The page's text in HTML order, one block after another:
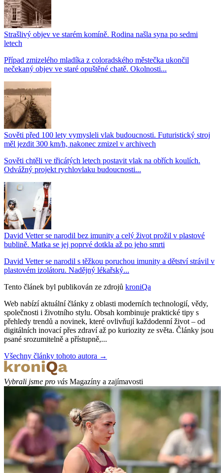
Strašlivý objev ve starém komíně. Rodina našla syna po sedmi
letech
Případ zmizelého mladíka z coloradského městečka ukončil
nečekaný objev ve staré opuštěné chatě. Okolnosti...
Sověti před 100 lety vymysleli vlak budoucnosti. Futuristický stroj
měl jezdit 300 km/h, nakonec zmizel v archivech
Sověti chtěli ve třicátých letech postavit vlak na obřích koulích.
Odvážný projekt rychlovlaku budoucnosti...
David Vetter se narodil bez imunity a celý život prožil v plastové
bublině. Matka se jej poprvé dotkla až po jeho smrti
David Vetter se narodil s těžkou poruchou imunity a dětství strávil v
plastovém izolátoru. Nadějný lékařský...
Tento článek byl publikován ze zdrojů kroniQa
Web nabízí aktuální články z oblasti moderních technologií, vědy,
společnosti i životního stylu. Obsah kombinuje praktické tipy s
přehledy trendů a novinek, které ovlivňují každodenní život – od
digitálních inovací přes zdraví až po kuriozity ze světa. Články jsou
psané srozumitelně a přístupně,...
Všechny články tohoto autora →
Vybrali jsme pro vás Magazíny a zajímavosti